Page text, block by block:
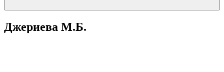
Джериева М.Б.